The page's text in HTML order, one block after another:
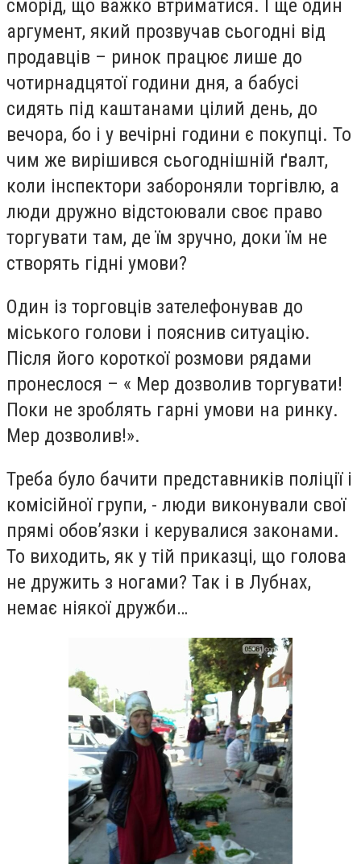
сморід, що важко втриматися. І ще один
аргумент, який прозвучав сьогодні від
продавців – ринок працює лише до
чотирнадцятої години дня, а бабусі
сидять під каштанами цілий день, до
вечора, бо і у вечірні години є покупці. То
чим же вирішився сьогоднішній ґвалт,
коли інспектори забороняли торгівлю, а
люди дружно відстоювали своє право
торгувати там, де їм зручно, доки їм не
створять гідні умови?
Один із торговців зателефонував до
міського голови і пояснив ситуацію.
Після його короткої розмови рядами
пронеслося – « Мер дозволив торгувати!
Поки не зроблять гарні умови на ринку.
Мер дозволив!».
Треба було бачити представників поліції і
комісійної групи, - люди виконували свої
прямі обов’язки і керувалися законами.
То виходить, як у тій приказці, що голова
не дружить з ногами? Так і в Лубнах,
немає ніякої дружби…